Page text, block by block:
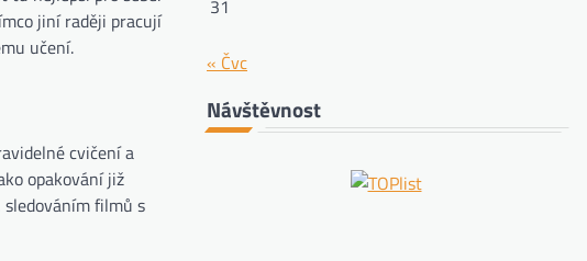
jiní raději pracují
učení.
cvičení a
opakování již
filmů s
31
« Čvc
Návštěvnost